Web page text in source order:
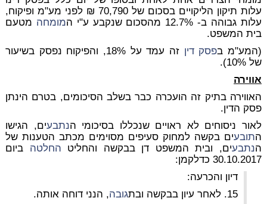
עלות תיקון הליקויים בסכום של 70,790 ₪ לפני מע"מ ופיקוח,
עלות גבוהה ב- 12.7% מהסכום שנקבע ע"י ה
מומחה מטעם
בית המשפט.
(המע"מ בפסק דין
זה עמד על 18%, והפיקוח נפסק בשיעור
של 10%).
אווירה
האווירה בתיק זה הועכרה כבר בשלב הסיכומים, בטרם הינתן
פסק הדין.
לאור ניסוחים לא ראויים שנכללו בסיכומי הנתבעים, הגישו
התובעים בקשה למחוק סעיפים מסוימים מכתב הטענות של
הנתבעים, ובית המשפט דן בבקשה והחליט החלטה ביום
30.10.2017 כדלקמן:
דיון והכרעה:
15. לאחר עיון בבקשה ובת
גובה, הנני דוחה אותה.